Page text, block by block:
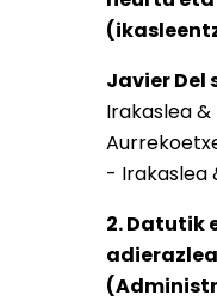
Javier Del
Irakaslea
- Irakaslea
2. Datutik